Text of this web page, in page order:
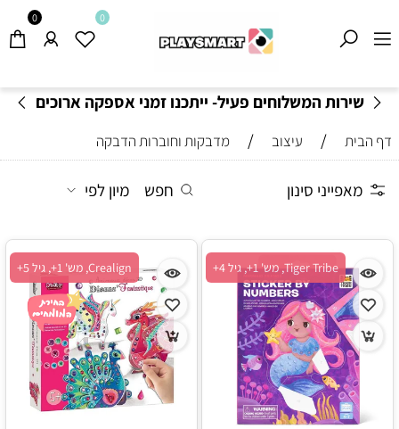
משלוחים חינם בקנייה מעל 199₪
- תקנון משלוחים
0 0
דף הבית / עיצוב / מדבקות וחוברות הדבקה
מאפייני סינון חפש מיון לפי
Tiger Tribe, מש' 1+, גיל 4+ Crealign, מש' 1+, גיל 5+